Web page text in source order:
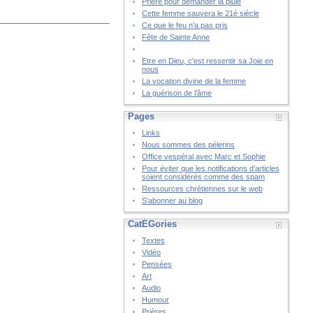
Cette femme sauvera le 21è siècle
Ce que le feu n’a pas pris
Fête de Sainte Anne
Etre en Dieu, c'est ressentir sa Joie en
nous
La vocation divine de la femme
La guérison de l’âme
Pages
Links
Nous sommes des pélerins
Office vespéral avec Marc et Sophie
Pour éviter que les notifications d'articles
soient considérés comme des spam
Ressources chrétiennes sur le web
S'abonner au blog
CatÉGories
Textes
Vidéo
Pensées
Art
Audio
Humour